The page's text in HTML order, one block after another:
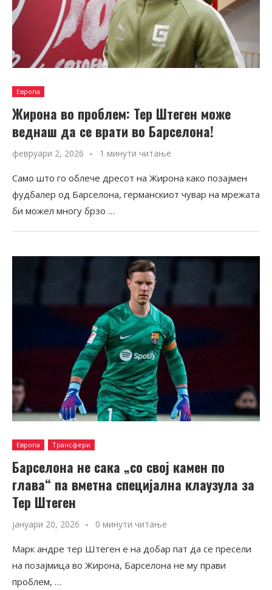
Европа
Жирона во проблем: Тер Штеген може
веднаш да се врати во Барселона!
февруари 2, 2026 1 минути читање
Само што го облече дресот на Жирона како позајмен
фудбалер од Барселона, германскиот чувар на мрежата
би можел многу брзо …
Европа Трансфери
Барселона не сака „со свој камен по
глава“ па вметна специјална клаузула за
Тер Штеген
јануари 20, 2026 0 минути читање
Марк андре тер Штеген е на добар пат да се пресели
на позајмица во Жирона, Барселона не му прави
проблем, …